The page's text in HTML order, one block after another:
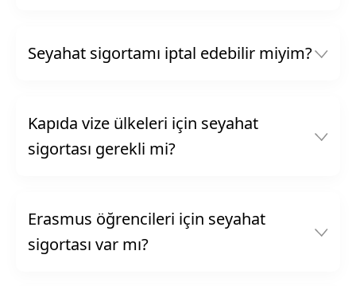
Seyahat sigortamı iptal edebilir miyim?
Kapıda vize ülkeleri için seyahat
sigortası gerekli mi?
Erasmus öğrencileri için seyahat
sigortası var mı?